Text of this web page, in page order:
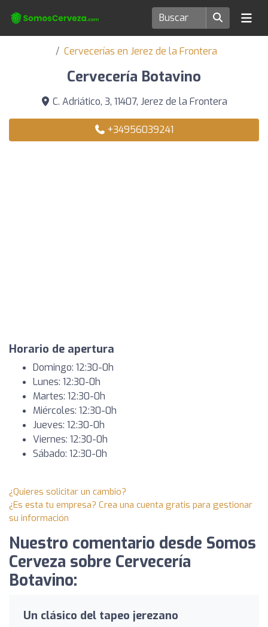
Cervecerías en Jerez de la Frontera
Cervecería Botavino
C. Adriático, 3, 11407, Jerez de la Frontera
+34956039241
Horario de apertura
Domingo: 12:30-0h
Lunes: 12:30-0h
Martes: 12:30-0h
Miércoles: 12:30-0h
Jueves: 12:30-0h
Viernes: 12:30-0h
Sábado: 12:30-0h
¿Quieres solicitar un cambio?
¿Es esta tu empresa? Crea una cuenta gratis para gestionar
su información
Nuestro comentario desde Somos
Cerveza sobre Cervecería
Botavino:
Un clásico del tapeo jerezano